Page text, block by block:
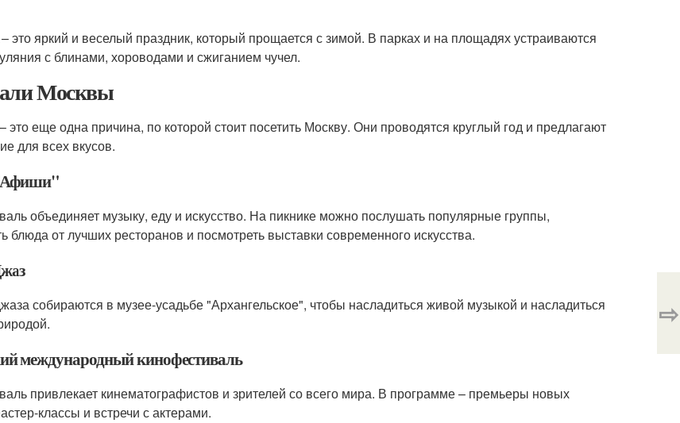
это яркий и веселый праздник, который прощается с зимой. В парках и на площадях устраиваются
с блинами, хороводами и сжиганием чучел.
Москвы
это еще одна причина, по которой стоит посетить Москву. Они проводятся круглый год и предлагают
для всех вкусов.
объединяет музыку, еду и искусство. На пикнике можно послушать популярные группы,
блюда от лучших ресторанов и посмотреть выставки современного искусства.
собираются в музее-усадьбе "Архангельское", чтобы насладиться живой музыкой и насладиться
международный кинофестиваль
привлекает кинематографистов и зрителей со всего мира. В программе – премьеры новых
классы и встречи с актерами.
⇨